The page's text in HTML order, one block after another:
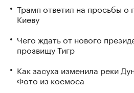
Трамп ответил на просьбы о
Киеву
Чего ждать от нового
прозвищу Тигр
Как засуха изменила реки
Фото из космоса